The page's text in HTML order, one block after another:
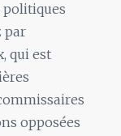
par
qui est
opposées